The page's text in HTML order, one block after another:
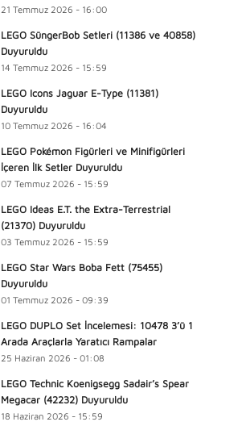
21 Temmuz 2026 - 16:00
LEGO SüngerBob Setleri (11386 ve 40858)
Duyuruldu
14 Temmuz 2026 - 15:59
LEGO Icons Jaguar E-Type (11381)
Duyuruldu
10 Temmuz 2026 - 16:04
LEGO Pokémon Figürleri ve Minifigürleri
İçeren İlk Setler Duyuruldu
07 Temmuz 2026 - 15:59
LEGO Ideas E.T. the Extra-Terrestrial
(21370) Duyuruldu
03 Temmuz 2026 - 15:59
LEGO Star Wars Boba Fett (75455)
Duyuruldu
01 Temmuz 2026 - 09:39
LEGO DUPLO Set İncelemesi: 10478 3’ü 1
Arada Araçlarla Yaratıcı Rampalar
25 Haziran 2026 - 01:08
LEGO Technic Koenigsegg Sadair’s Spear
Megacar (42232) Duyuruldu
18 Haziran 2026 - 15:59